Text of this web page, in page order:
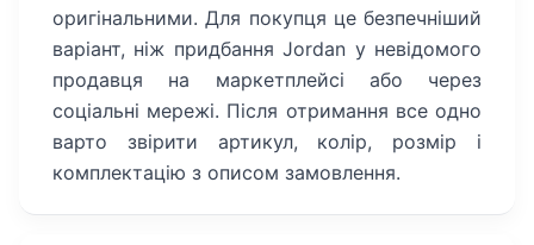
оригінальними. Для покупця це безпечніший
варіант, ніж придбання Jordan у невідомого
продавця на маркетплейсі або через
соціальні мережі. Після отримання все одно
варто звірити артикул, колір, розмір і
комплектацію з описом замовлення.